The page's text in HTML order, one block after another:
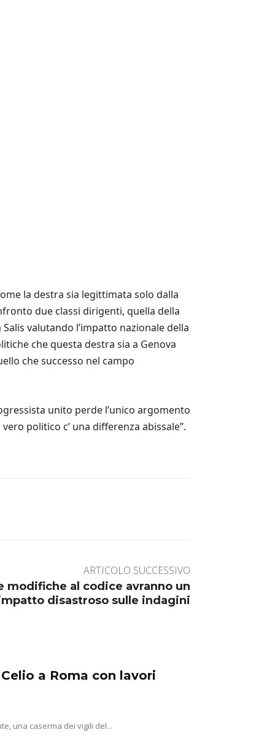
la destra sia legittimata solo dalla
due classi dirigenti, quella della
valutando l’impatto nazionale della
che questa destra sia a Genova
che successo nel campo
unito perde l’unico argomento
politico c’ una differenza abissale”.
ARTICOLO SUCCESSIVO
modifiche al codice avranno un
disastroso sulle indagini
a Roma con lavori
una caserma dei vigili del...